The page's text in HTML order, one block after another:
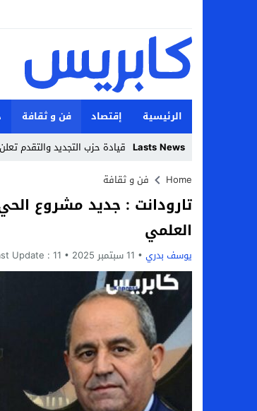
الرئيسية إقتصاد فن و ثقافة
Lasts News قيادة حزب التجديد والتقدم
Stop
Previous
Home فن و ثقافة
تارودانت : جديد مشروع
العلمي
يوسف بدري 11 سبتمبر 2025 Update : 11 شهر ago